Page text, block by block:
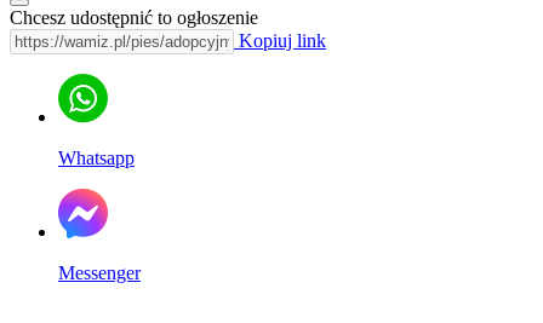
Chcesz udostępnić to ogłoszenie
Kopiuj link
Whatsapp
Messenger